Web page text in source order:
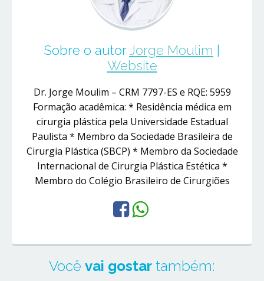
Sobre o autorJorge Moulim
Website
Dr. Jorge Moulim – CRM 7797-ES e RQE: 5959
Formação acadêmica: * Residência médica em
cirurgia plástica pela Universidade Estadual
Paulista * Membro da Sociedade Brasileira de
Cirurgia Plástica (SBCP) * Membro da Sociedade
Internacional de Cirurgia Plástica Estética *
Membro do Colégio Brasileiro de Cirurgiões
Você vai gostar também: